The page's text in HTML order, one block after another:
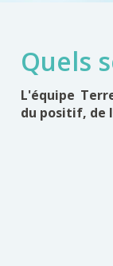
Quels
L'équipe
du positif, de